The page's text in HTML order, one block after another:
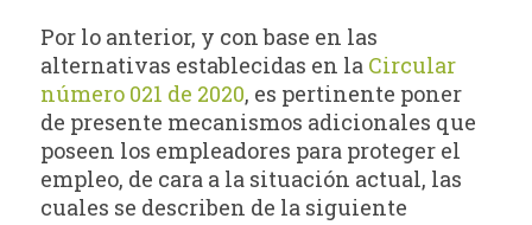
Por lo anterior, y con base en las
alternativas establecidas en la Circular
número 021 de 2020, es pertinente poner
de presente mecanismos adicionales que
poseen los empleadores para proteger el
empleo, de cara a la situación actual, las
cuales se describen de la siguiente